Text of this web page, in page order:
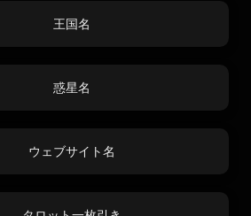
王国名
惑星名
ウェブサイト名